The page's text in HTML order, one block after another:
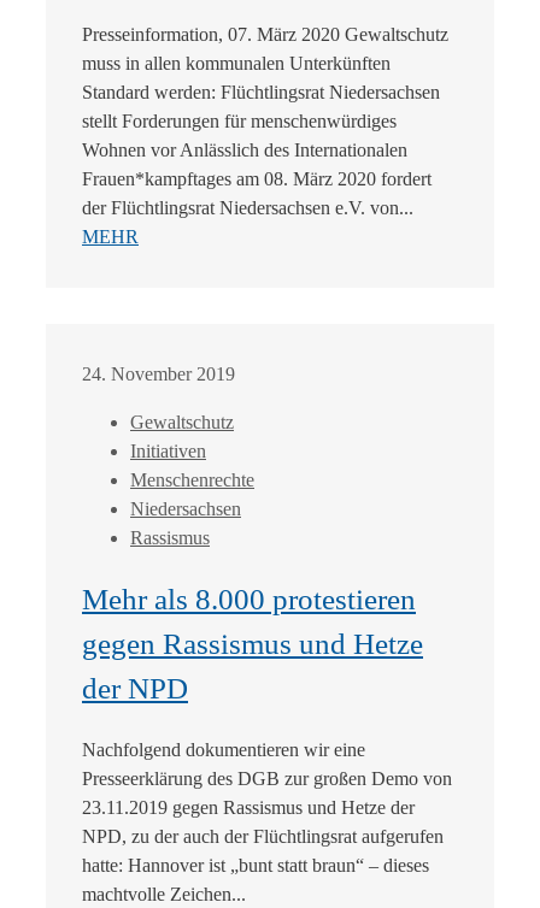
Presseinformation, 07. März 2020 Gewaltschutz
muss in allen kommunalen Unterkünften
Standard werden: Flüchtlingsrat Niedersachsen
stellt Forderungen für menschenwürdiges
Wohnen vor Anlässlich des Internationalen
Frauen*kampftages am 08. März 2020 fordert
der Flüchtlingsrat Niedersachsen e.V. von...
MEHR
24. November 2019
Gewaltschutz
Initiativen
Menschenrechte
Niedersachsen
Rassismus
Mehr als 8.000 protestieren
gegen Rassismus und Hetze
der NPD
Nachfolgend dokumentieren wir eine
Presseerklärung des DGB zur großen Demo von
23.11.2019 gegen Rassismus und Hetze der
NPD, zu der auch der Flüchtlingsrat aufgerufen
hatte: Hannover ist „bunt statt braun“ – dieses
machtvolle Zeichen...